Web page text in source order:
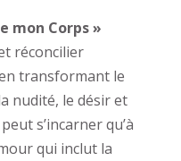
mon Corps »
réconcilier
transformant le
nudité, le désir et
s’incarner qu’à
qui inclut la